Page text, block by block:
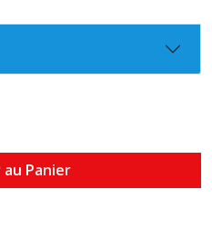
s’intègre parfaitement
nettoyage occasionnel
Panier